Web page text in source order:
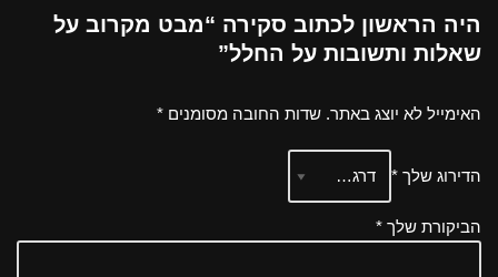
היה הראשון לכתוב סקירה “מבט מקרוב על
שאלות ותשובות על החלל”
האימייל לא יוצג באתר. שדות החובה מסומנים *
הדירוג שלך *
הביקורת שלך *